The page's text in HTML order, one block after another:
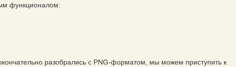
функционалом:
разобрались с PNG-форматом, мы можем приступить к